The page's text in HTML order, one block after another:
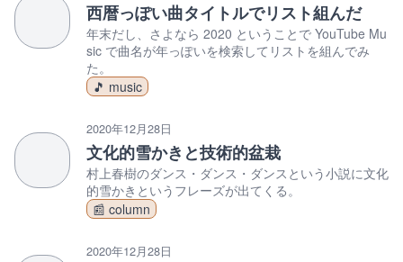
西暦っぽい曲タイトルでリスト組んだ
年末だし、さよなら 2020 ということで YouTube Mu
sic で曲名が年っぽいを検索してリストを組んでみ
た。
🎵 music
2020年12月28日
文化的雪かきと技術的盆栽
村上春樹のダンス・ダンス・ダンスという小説に文化
的雪かきというフレーズが出てくる。
📰 column
2020年12月28日